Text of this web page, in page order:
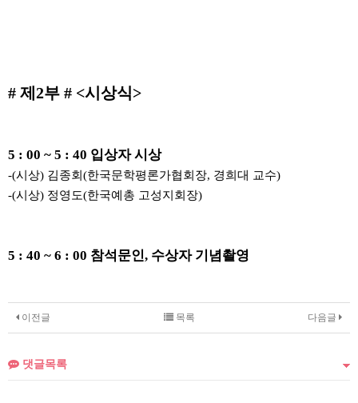
# 제2부 # <시상식>
5 : 00 ~ 5 : 40 입상자 시상
-(시상) 김종회(한국문학평론가협회장, 경희대 교수)
-(시상) 정영도(한국예총 고성지회장)
5 : 40 ~ 6 : 00 참석문인, 수상자 기념촬영
이전글 다음글
목록
댓글목록